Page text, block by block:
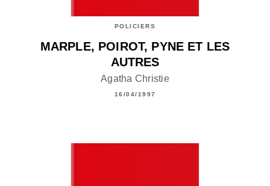
POLICIERS
MARPLE, POIROT, PYNE ET LES
AUTRES
Agatha Christie
16/04/1997